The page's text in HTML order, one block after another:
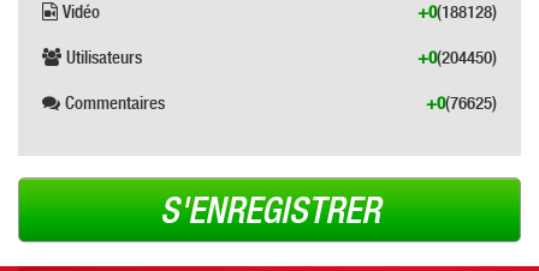
Vidéo (188128)
+0
Utilisateurs (204450)
+0
Commentaires (76625)
+0
S'ENREGISTRER